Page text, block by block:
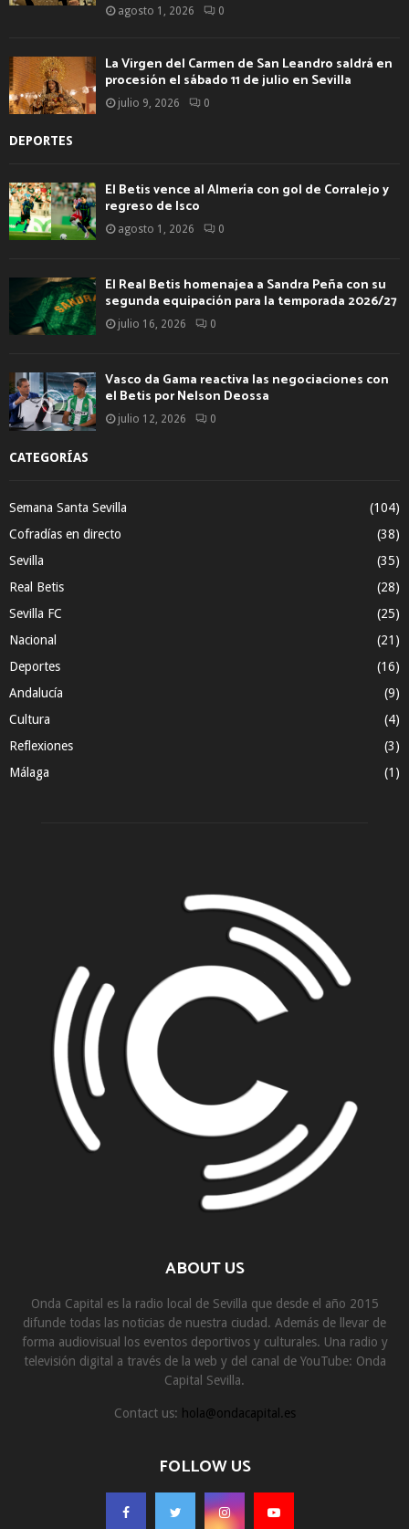
agosto 1, 2026 0
La Virgen del Carmen de San Leandro saldrá en
procesión el sábado 11 de julio en Sevilla
julio 9, 2026 0
DEPORTES
El Betis vence al Almería con gol de Corralejo y
regreso de Isco
agosto 1, 2026 0
El Real Betis homenajea a Sandra Peña con su
segunda equipación para la temporada 2026/27
julio 16, 2026 0
Vasco da Gama reactiva las negociaciones con
el Betis por Nelson Deossa
julio 12, 2026 0
CATEGORÍAS
Semana Santa Sevilla
(104)
Cofradías en directo
(38)
Sevilla
(35)
Real Betis
(28)
Sevilla FC
(25)
Nacional
(21)
Deportes
(16)
Andalucía
(9)
Cultura
(4)
Reflexiones
(3)
Málaga
(1)
ABOUT US
Onda Capital es la radio local de Sevilla que desde el año 2015
difunde todas las noticias de nuestra ciudad. Además de llevar de
forma audiovisual los eventos deportivos y culturales. Una radio y
televisión digital a través de la web y del canal de YouTube: Onda
Capital Sevilla.
Contact us: hola@ondacapital.es
FOLLOW US